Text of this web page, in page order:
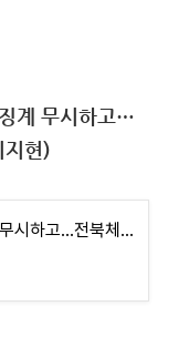
계 무시하고…
지현)
미담 꾸며내고, 징계 무시하고…전북체육회 ‘도마’